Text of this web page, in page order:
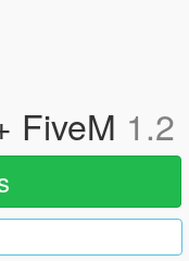
FiveM 1.2